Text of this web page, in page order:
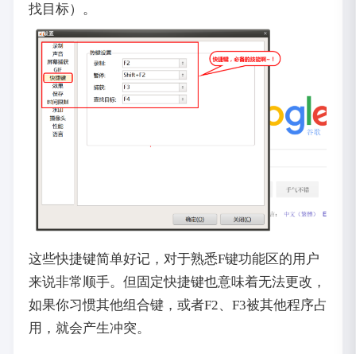
找目标）。
这些快捷键简单好记，对于熟悉F键功能区的用户
来说非常顺手。但固定快捷键也意味着无法更改，
如果你习惯其他组合键，或者F2、F3被其他程序占
用，就会产生冲突。